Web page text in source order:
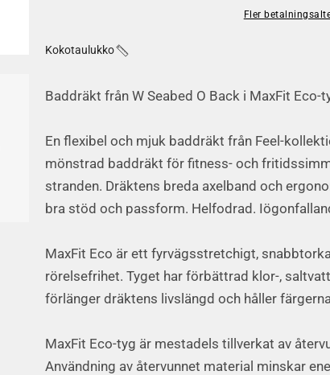
Fler
Kokotaulukko
Baddräkt från W Seabed O Back i MaxFit Eco-
En flexibel och mjuk baddräkt från Feel-
mönstrad baddräkt för fitness- och
stranden. Dräktens breda axelband och
bra stöd och passform. Helfodrad.
MaxFit Eco är ett fyrvägsstretchigt,
rörelsefrihet. Tyget har förbättrad klor-,
förlänger dräktens livslängd och håller
MaxFit Eco-tyg är mestadels tillverkat av
Användning av återvunnet material minskar